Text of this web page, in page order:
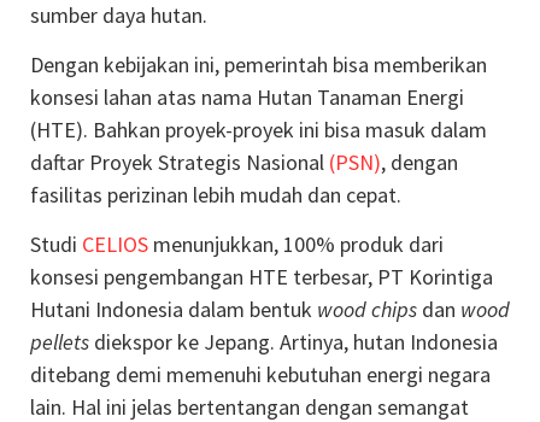
sumber daya hutan.
Dengan kebijakan ini, pemerintah bisa memberikan
konsesi lahan atas nama Hutan Tanaman Energi
(HTE). Bahkan proyek-proyek ini bisa masuk dalam
daftar Proyek Strategis Nasional (PSN), dengan
fasilitas perizinan lebih mudah dan cepat.
Studi CELIOS menunjukkan, 100% produk dari
konsesi pengembangan HTE terbesar, PT Korintiga
Hutani Indonesia dalam bentuk wood chips dan wood
pellets diekspor ke Jepang. Artinya, hutan Indonesia
ditebang demi memenuhi kebutuhan energi negara
lain. Hal ini jelas bertentangan dengan semangat